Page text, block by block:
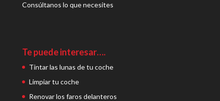
Consúltanos lo que necesites
Te puede interesar….
Tintar las lunas de tu coche
Limpiar tu coche
Renovar los faros delanteros